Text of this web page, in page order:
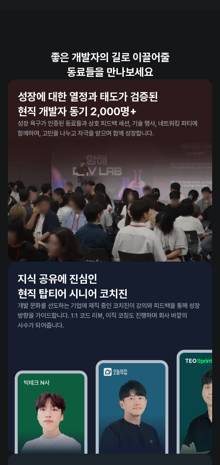
좋은 개발자의 길로 이끌어줄
동료들을 만나보세요
성장에 대한 열정과 태도가 검증된
현직 개발자 동기 2,000명+
성장 욕구가 인증된 동료들과 상호 피드백 세션, 기술 행사, 네트워킹 파티에
함께하며, 고민을 나누고 자극을 받으며 함께 성장합니다.
지식 공유에 진심인
현직 탑티어 시니어 코치진
개발 문화를 선도하는 기업에 재직 중인 코치진이 강의와 피드백을 통해 성장
방향을 가이드합니다. 1:1 코드 리뷰, 이직 코칭도 진행하며 회사 바깥의
사수가 되어줍니다.